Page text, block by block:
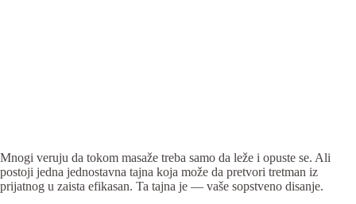
Mnogi veruju da tokom masaže treba samo da leže i opuste se. Ali
postoji jedna jednostavna tajna koja može da pretvori tretman iz
prijatnog u zaista efikasan. Ta tajna je — vaše sopstveno disanje.